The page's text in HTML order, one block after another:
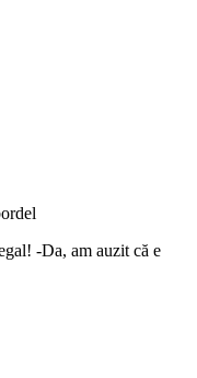
-Da, am auzit că e